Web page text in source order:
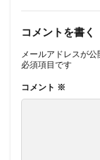
コメントを書く
メールアドレスが公
必須項目です
コメント ※